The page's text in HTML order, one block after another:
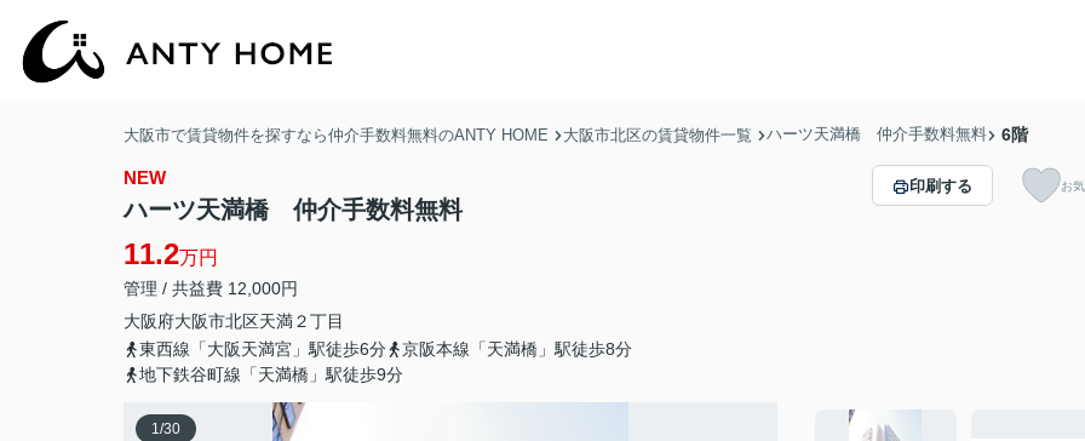
大阪市で賃貸物件を探すなら仲介手数料無料のANTY HOME 大阪市北区の賃貸物件一覧 ハーツ天満橋 仲介手数料無料 6階
NEW
ハーツ天満橋 仲介手数料無料
11.2万円
管理 / 共益費 12,000円
大阪府大阪市北区天満２丁目
東西線「大阪天満宮」駅徒歩6分
京阪本線「天満橋」駅徒歩8分
地下鉄谷町線「天満橋」駅徒歩9分
印刷する お
1/30